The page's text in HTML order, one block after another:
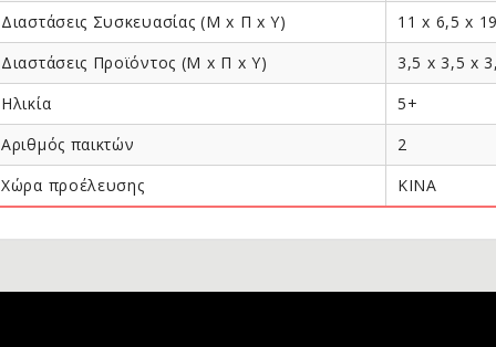
Μηνών
Μηνών
Μηνών
Μηνών
Μηνών
Μηνών
5 Χρονών
8 Χρονών
11 Χρονών
Διαστάσεις Συσκευασίας (Μ x Π x Y)
11 x 6,5 x
Διαστάσεις Προϊόντος (Μ x Π x Y)
3,5 x 3,5 x
Ηλικία
5+
Αριθμός παικτών
2
Χώρα προέλευσης
ΚΙΝΑ